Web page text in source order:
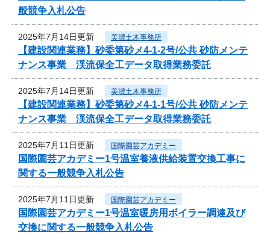
般競争入札公告
2025年7月14日更新 美濃土木事務所
【建設関連業務】砂委第砂メ4-1-2号/公共 砂防メンテ
ナンス事業 渓流保全工データ取得業務委託
2025年7月14日更新 美濃土木事務所
【建設関連業務】砂委第砂メ4-1-1号/公共 砂防メンテ
ナンス事業 渓流保全工データ取得業務委託
2025年7月11日更新 国際園芸アカデミー
国際園芸アカデミー1号温室養液供給装置交換工事に
関する一般競争入札公告
2025年7月11日更新 国際園芸アカデミー
国際園芸アカデミー1号温室暖房用ボイラー調達及び
交換に関する一般競争入札公告